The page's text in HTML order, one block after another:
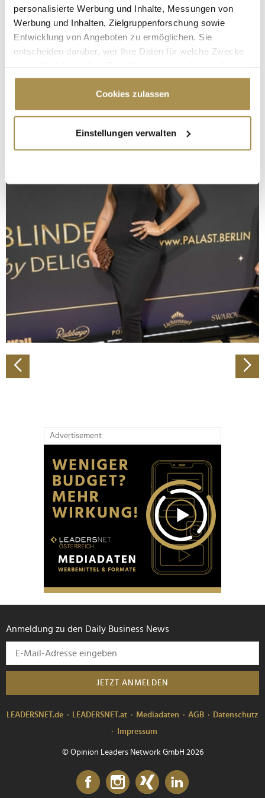
personalisierte Werbung und Inhalte, Messungen von
Werbung und Inhalten, Zielgruppenforschung sowie
Entwicklung von Angeboten zu ermöglichen. Sie
entscheiden darüber, wer Ihre Daten für welche Zwecke
Cookie-Erklärung oder durch Klicken auf das Privacy
Trigger Symbol ändern oder widerrufen
Informationen über Ihre geografische Lage
erfassen, welche bis auf einige Meter genau sein
bestimmten Merkmalen (Fingerprinting) identifizieren
Erfahren Sie mehr darüber, wie Ihre persönlichen Daten
verarbeitet werden, und legen Sie Ihre Präferenzen im
Abschnitt Einzelheiten
fest.
Wir verwenden Cookies, um Inhalte und Anzeigen zu
personalisieren, Funktionen für soziale Medien anbieten
zu können und die Zugriffe auf unsere Website zu
analysieren. Außerdem geben wir Informationen zu Ihrer
Verwendung unserer Website an unsere Partner für
soziale Medien, Werbung und Analysen weiter. Unsere
Partner führen diese Informationen möglicherweise mit
weiteren Daten zusammen, die Sie ihnen bereitgestellt
Cookies zulassen
Einstellungen verwalten
Advertisement
Anmeldung zu den Daily Business News
JETZT ANMELDEN
LEADERSNET.de LEADERSNET.at Mediadaten AGB
Datenschutz
Impressum
© Opinion Leaders Network GmbH 2026